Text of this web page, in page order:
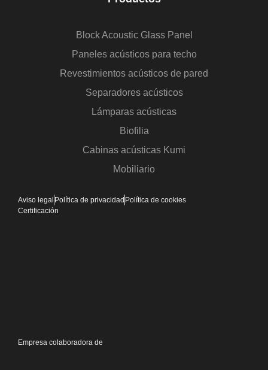
Block Acoustic Glass Panel
Paneles acústicos para techo
Revestimientos acústicos de pared
Separadores acústicos
Lámparas acústicas
Biofilia
Cabinas acústicas Kumi
Mobiliario
Empresa colaboradora de
Aviso legal Política de privacidad Política de cookies
Certificación